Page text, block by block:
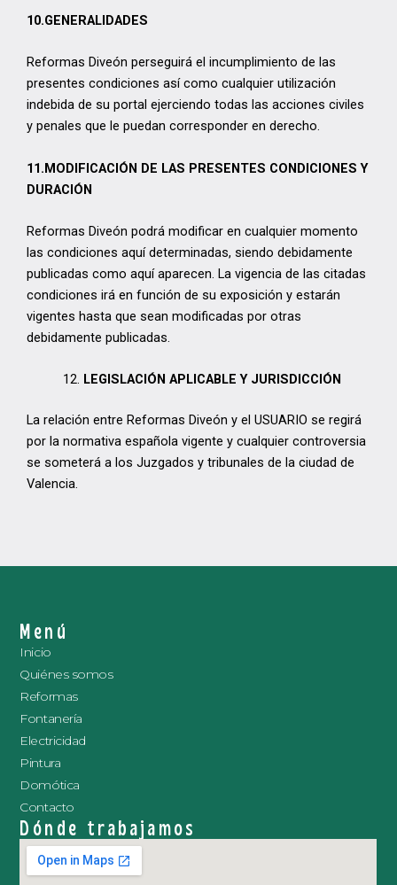
10.GENERALIDADES
Reformas Diveón perseguirá el incumplimiento de las
presentes condiciones así como cualquier utilización
indebida de su portal ejerciendo todas las acciones civiles
y penales que le puedan corresponder en derecho.
11.MODIFICACIÓN DE LAS PRESENTES CONDICIONES Y
DURACIÓN
Reformas Diveón podrá modificar en cualquier momento
las condiciones aquí determinadas, siendo debidamente
publicadas como aquí aparecen. La vigencia de las citadas
condiciones irá en función de su exposición y estarán
vigentes hasta que sean modificadas por otras
debidamente publicadas.
LEGISLACIÓN APLICABLE Y JURISDICCIÓN
La relación entre Reformas Diveón y el USUARIO se regirá
por la normativa española vigente y cualquier controversia
se someterá a los Juzgados y tribunales de la ciudad de
Valencia.
Menú
Inicio
Quiénes somos
Reformas
Fontanería
Electricidad
Pintura
Domótica
Contacto
Dónde trabajamos